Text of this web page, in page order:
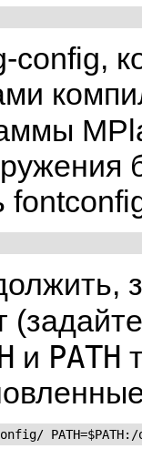
config,
и PATH